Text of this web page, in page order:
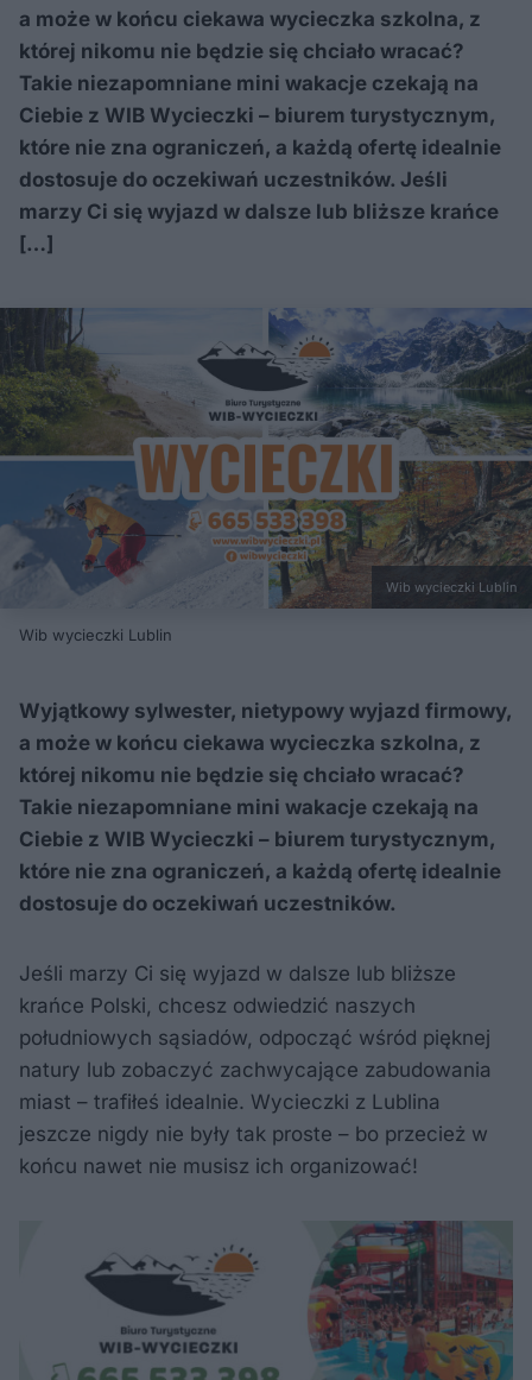
a może w końcu ciekawa wycieczka szkolna, z
której nikomu nie będzie się chciało wracać?
Takie niezapomniane mini wakacje czekają na
Ciebie z WIB Wycieczki – biurem turystycznym,
które nie zna ograniczeń, a każdą ofertę idealnie
dostosuje do oczekiwań uczestników. Jeśli
marzy Ci się wyjazd w dalsze lub bliższe krańce
[…]
Wib wycieczki Lublin
Wib wycieczki Lublin
Wyjątkowy sylwester, nietypowy wyjazd firmowy,
a może w końcu ciekawa wycieczka szkolna, z
której nikomu nie będzie się chciało wracać?
Takie niezapomniane mini wakacje czekają na
Ciebie z WIB Wycieczki – biurem turystycznym,
które nie zna ograniczeń, a każdą ofertę idealnie
dostosuje do oczekiwań uczestników.
Jeśli marzy Ci się wyjazd w dalsze lub bliższe
krańce Polski, chcesz odwiedzić naszych
południowych sąsiadów, odpocząć wśród pięknej
natury lub zobaczyć zachwycające zabudowania
miast – trafiłeś idealnie. Wycieczki z Lublina
jeszcze nigdy nie były tak proste – bo przecież w
końcu nawet nie musisz ich organizować!